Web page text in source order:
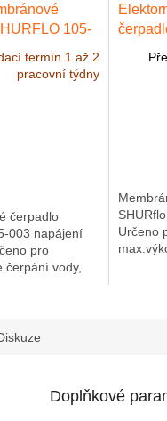
105-
12 V DC
termín 1 až 2
pracovní týdny
čerpadlo
003 napájení
pro
čerpání vody,
max.
Určeno
Doplňkové